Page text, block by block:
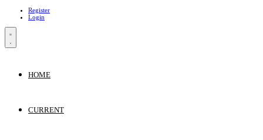
Register
Login
HOME
CURRENT